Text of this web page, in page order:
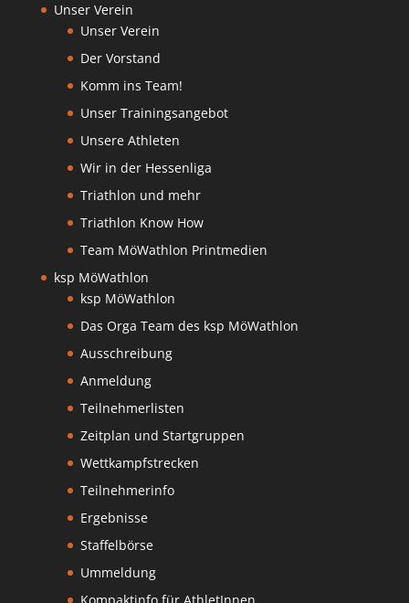
Unser Verein
Unser Verein
Der Vorstand
Komm ins Team!
Unser Trainingsangebot
Unsere Athleten
Wir in der Hessenliga
Triathlon und mehr
Triathlon Know How
Team MöWathlon Printmedien
ksp MöWathlon
ksp MöWathlon
Das Orga Team des ksp MöWathlon
Ausschreibung
Anmeldung
Teilnehmerlisten
Zeitplan und Startgruppen
Wettkampfstrecken
Teilnehmerinfo
Ergebnisse
Staffelbörse
Ummeldung